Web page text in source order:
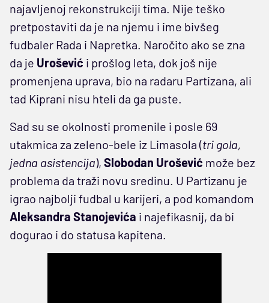
najavljenoj rekonstrukciji tima. Nije teško
pretpostaviti da je na njemu i ime bivšeg
fudbaler Rada i Napretka. Naročito ako se zna
da je Urošević i prošlog leta, dok još nije
promenjena uprava, bio na radaru Partizana, ali
tad Kiprani nisu hteli da ga puste.
Sad su se okolnosti promenile i posle 69
utakmica za zeleno-bele iz Limasola (tri gola,
jedna asistencija), Slobodan Urošević može bez
problema da traži novu sredinu. U Partizanu je
igrao najbolji fudbal u karijeri, a pod komandom
Aleksandra Stanojevića i najefikasnij, da bi
dogurao i do statusa kapitena.